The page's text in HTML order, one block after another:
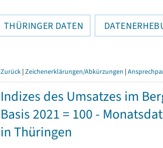
THÜRINGER DATEN
Zurück | Zeichenerklärungen/Abkürzungen |
Indizes des Umsatzes im
Basis 2021 = 100 -
in Thüringen